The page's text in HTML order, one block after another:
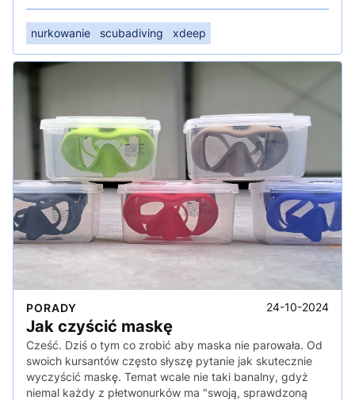
nurkowanie scubadiving xdeep
PORADY 24-10-2024
Jak czyścić maskę
Cześć. Dziś o tym co zrobić aby maska nie parowała. Od
swoich kursantów często słyszę pytanie jak skutecznie
wyczyścić maskę. Temat wcale nie taki banalny, gdyż
niemal każdy z płetwonurków ma "swoją, sprawdzoną